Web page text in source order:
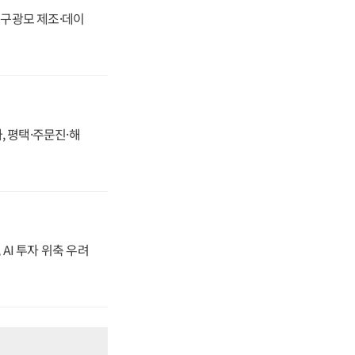
광모 제조·데이
택·주문진·해
투자 위축 우려